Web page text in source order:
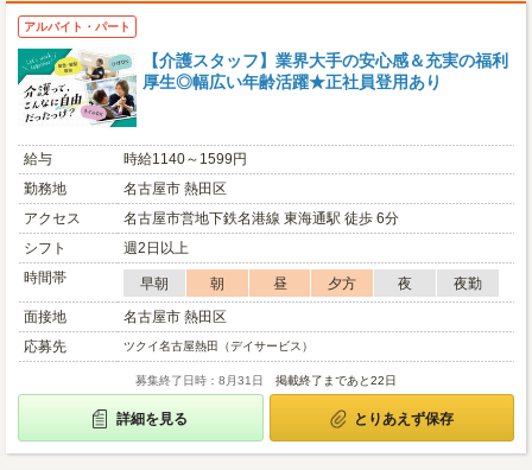
アルバイト・パート
【介護スタッフ】業界大手の安心感＆充実の福利
厚生◎幅広い年齢活躍★正社員登用あり
給与
時給1140～1599円
勤務地
名古屋市 熱田区
アクセス
名古屋市営地下鉄名港線 東海通駅 徒歩 6分
シフト
週2日以上
時間帯
早朝 朝 昼 夕方 夜
夜勤
面接地
名古屋市 熱田区
応募先
ツクイ名古屋熱田（デイサービス）
募集終了日時：8月31日 掲載終了まであと22日
詳細を見る とりあえず保存